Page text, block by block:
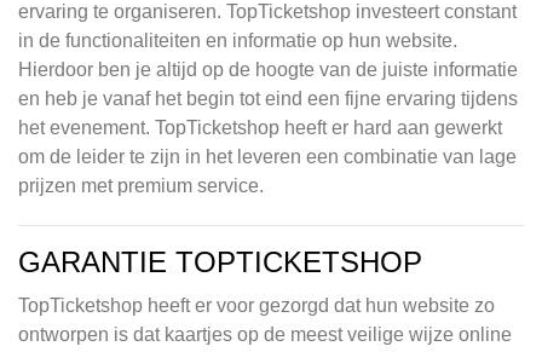
ervaring te organiseren. TopTicketshop investeert constant
in de functionaliteiten en informatie op hun website.
Hierdoor ben je altijd op de hoogte van de juiste informatie
en heb je vanaf het begin tot eind een fijne ervaring tijdens
het evenement. TopTicketshop heeft er hard aan gewerkt
om de leider te zijn in het leveren een combinatie van lage
prijzen met premium service.
GARANTIE TOPTICKETSHOP
TopTicketshop heeft er voor gezorgd dat hun website zo
ontworpen is dat kaartjes op de meest veilige wijze online